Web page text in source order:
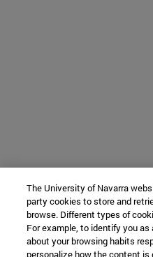
The University of Navarra
party cookies to store and
browse. Different types of
For example, to identify you
about your browsing habits
personalize how the content